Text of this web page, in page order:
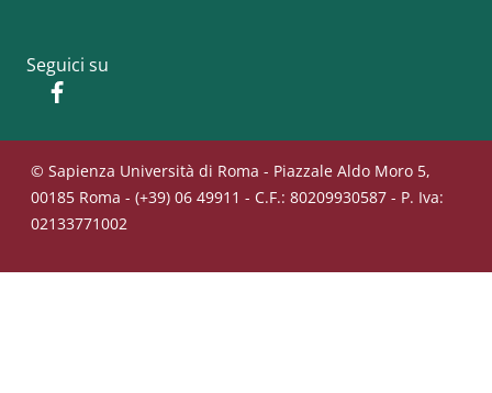
Seguici su
© Sapienza Università di Roma - Piazzale Aldo Moro 5,
00185 Roma - (+39) 06 49911 - C.F.: 80209930587 - P. Iva:
02133771002